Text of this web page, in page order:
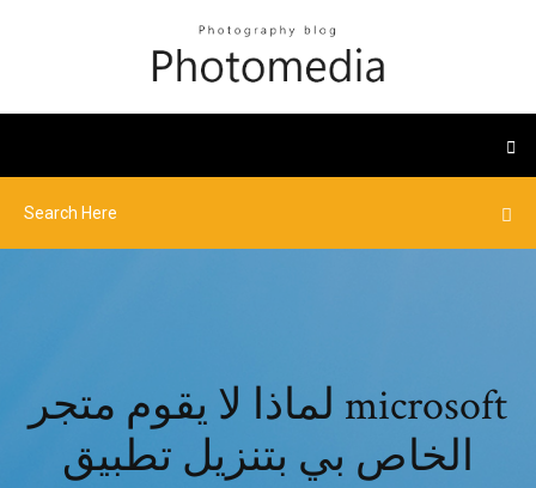
لماذا لا يقوم متجر microsoft
الخاص بي بتنزيل تطبيق